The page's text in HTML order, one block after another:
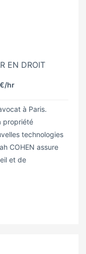
EN DROIT
/hr
à Paris.
propriété
technologies
COHEN assure
et de